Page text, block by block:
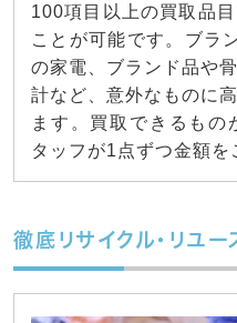
100項目以上の買取品
ことが可能です。ブラ
の家電、ブランド品や
計など、意外なものに
ます。買取できるもの
タッフが1点ずつ金額を
徹底リサイクル・リユ